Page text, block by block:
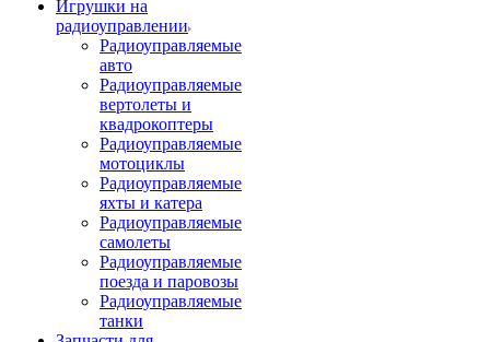
Игрушки на
радиоуправлении
Радиоуправляемые
авто
Радиоуправляемые
вертолеты и
квадрокоптеры
Радиоуправляемые
мотоциклы
Радиоуправляемые
яхты и катера
Радиоуправляемые
самолеты
Радиоуправляемые
поезда и паровозы
Радиоуправляемые
танки